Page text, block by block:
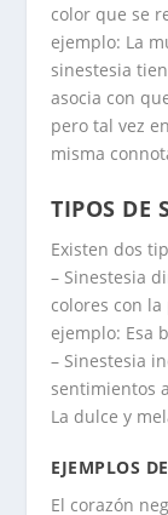
color que se
ejemplo: La
sinestesia
asocia con
pero tal vez
misma
TIPOS DE
Existen dos
– Sinestesia
colores con
ejemplo: Esa
– Sinestesia
sentimientos
La dulce y
EJEMPLOS
El corazón